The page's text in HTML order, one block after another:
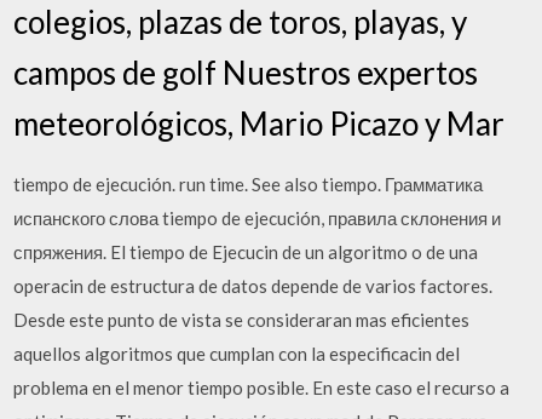
colegios, plazas de toros, playas, y
campos de golf Nuestros expertos
meteorológicos, Mario Picazo y Mar
tiempo de ejecución. run time. See also tiempo. Грамматика
испанского слова tiempo de ejecución, правила склонения и
спряжения. El tiempo de Ejecucin de un algoritmo o de una
operacin de estructura de datos depende de varios factores.
Desde este punto de vista se consideraran mas eficientes
aquellos algoritmos que cumplan con la especificacin del
problema en el menor tiempo posible. En este caso el recurso a